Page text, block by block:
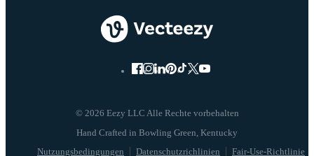
© 2026 Eezy LLC Alle Rechte vorbehalten
Nutzungsbedingungen Datenschutzrichlinien Fair-Use-Richtlinie